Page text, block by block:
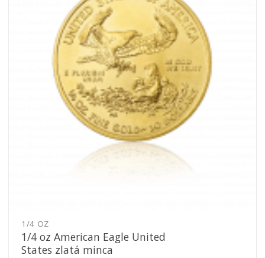
1/4 OZ
1/4 oz American Eagle United
States zlatá minca